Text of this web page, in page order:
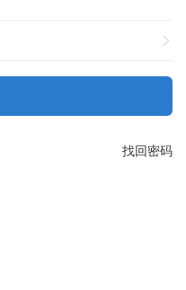
找回密码